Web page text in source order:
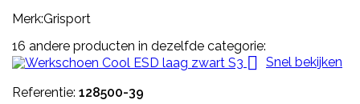
Merk:Grisport
16 andere producten in dezelfde categorie:
 Snel bekijken
Referentie: 128500-39